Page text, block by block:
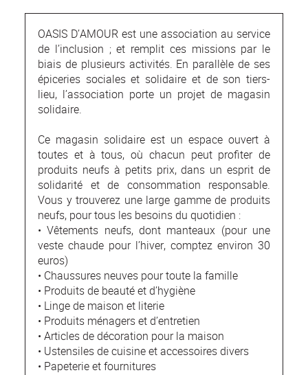
OASIS D’AMOUR est une association au service
de l’inclusion ; et remplit ces missions par le
biais de plusieurs activités. En parallèle de ses
épiceries sociales et solidaire et de son tiers-
lieu, l’association porte un projet de magasin
solidaire.
Ce magasin solidaire est un espace ouvert à
toutes et à tous, où chacun peut profiter de
produits neufs à petits prix, dans un esprit de
solidarité et de consommation responsable.
Vous y trouverez une large gamme de produits
neufs, pour tous les besoins du quotidien :
• Vêtements neufs, dont manteaux (pour une
veste chaude pour l’hiver, comptez environ 30
euros)
• Chaussures neuves pour toute la famille
• Produits de beauté et d’hygiène
• Linge de maison et literie
• Produits ménagers et d’entretien
• Articles de décoration pour la maison
• Ustensiles de cuisine et accessoires divers
• Papeterie et fournitures